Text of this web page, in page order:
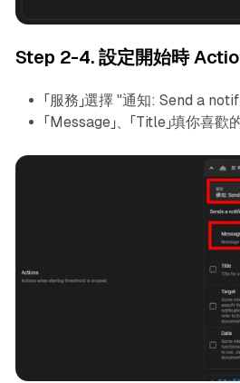
Step 2-4. 設定開始時
「服務」選擇 "通知: Send a
「Message」、「Title」填你喜歡